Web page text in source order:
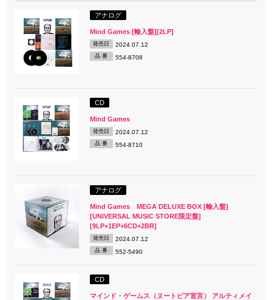
アナログ
Mind Games [輸入盤][2LP]
発売日 2024.07.12
品 番 554-8708
CD
Mind Games
発売日 2024.07.12
品 番 554-8710
アナログ
Mind Games MEGA DELUXE BOX [輸入盤]
[UNIVERSAL MUSIC STORE限定盤]
[9LP+1EP+6CD+2BR]
発売日 2024.07.12
品 番 552-5490
CD
マインド・ゲームス（ヌートピア宣言） アルティメイ